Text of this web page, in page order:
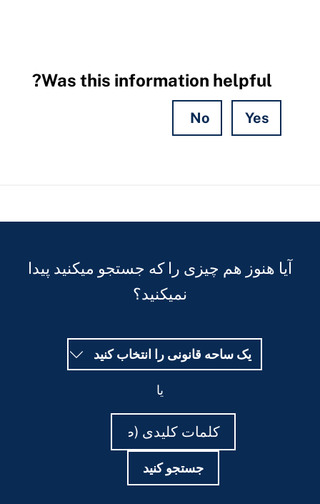
Was this information helpful?
Yes
No
آیا هنوز هم چیزی را که جستجو میکنید پیدا
نمیکنید؟
یک ساحه قانونی را انتخاب کنید
یا
جستجو کنید